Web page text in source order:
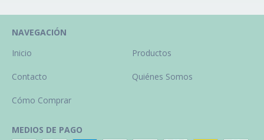
NAVEGACIÓN
Inicio
Productos
Contacto Quiénes Somos
Cómo Comprar
MEDIOS DE PAGO